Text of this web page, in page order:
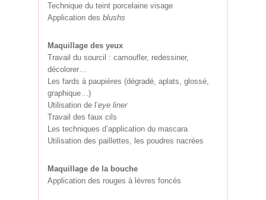
Technique du teint porcelaine visage
Application desblushs
Maquillage des yeux
Travail du sourcil : camoufler, redessiner,
décolorer…
Les fards à paupières (dégradé, aplats, glossé,
graphique…)
Utilisation de l’eye liner
Travail des faux cils
Les techniques d’application du mascara
Utilisation des paillettes, les poudres nacrées
Maquillage de la bouche
Application des rouges à lèvres foncés